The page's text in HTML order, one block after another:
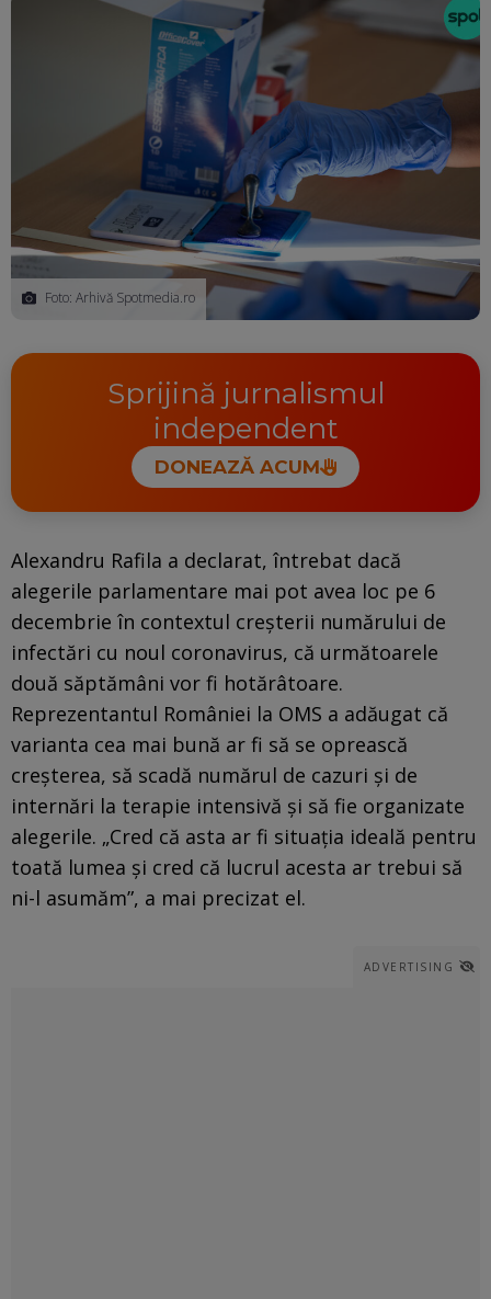
Foto: Arhivă Spotmedia.ro
Sprijină jurnalismul
independent
DONEAZĂ ACUM
Alexandru Rafila a declarat, întrebat dacă
alegerile parlamentare mai pot avea loc pe 6
decembrie în contextul creşterii numărului de
infectări cu noul coronavirus, că următoarele
două săptămâni vor fi hotărâtoare.
Reprezentantul României la OMS a adăugat că
varianta cea mai bună ar fi să se oprească
creşterea, să scadă numărul de cazuri şi de
internări la terapie intensivă şi să fie organizate
alegerile. „Cred că asta ar fi situaţia ideală pentru
toată lumea şi cred că lucrul acesta ar trebui să
ni-l asumăm”, a mai precizat el.
ADVERTISING